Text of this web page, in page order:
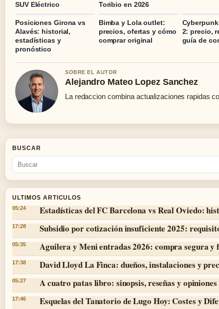
SUV Eléctrico Toribio en 2026
Posiciones Girona vs
Alavés: historial,
estadísticas y
pronóstico
Bimba y Lola outlet:
precios, ofertas y cómo
comprar original
2: precio,
guía de
SOBRE EL AUTOR
Alejandro Mateo Lopez Sanchez
La redaccion combina actualizaciones rapidas
BUSCAR
ULTIMOS ARTICULOS
05:24 Estadísticas del FC Barcelona vs Real Oviedo:
17:28 Subsidio por cotización insuficiente 2025:
05:35 Aguilera y Meni entradas 2026: compra segura y
17:38 David Lloyd La Finca: dueños, instalaciones y
05:27 A cuatro patas libro: sinopsis, reseñas y opiniones
17:46 Esquelas del Tanatorio de Lugo Hoy: Costes y